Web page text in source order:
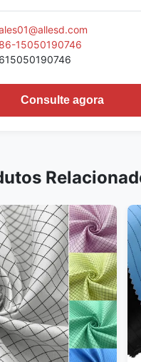
15050190746
Consulte agora